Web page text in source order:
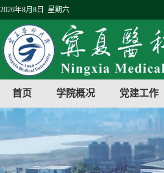
2026年8月8日 星期六
首页 学院概况 党建工作